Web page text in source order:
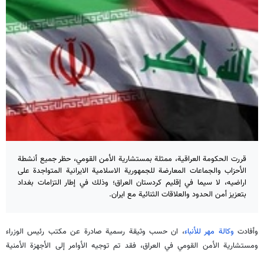
قررت الحكومة العراقية، ممثلة بمستشارية الأمن القومي، حظر جميع أنشطة
الأحزاب والجماعات المعارضة للجمهورية الاسلامية الايرانية المتواجدة على
اراضيه، لا سيما في إقليم كردستان العراق؛ وذلك في إطار التزامات بغداد
بتعزيز أمن الحدود والعلاقات الثنائية مع ايران.
وأفادت وكالة مهر للأنباء، ان حسب وثيقة رسمية صادرة عن مكتب رئيس الوزراء
ومستشارية الأمن القومي في العراق، فقد تم توجيه الأوامر إلى الأجهزة الأمنية